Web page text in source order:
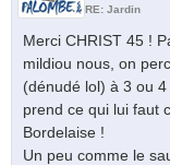
RE: Jardin
Merci CHRIST 45 !
mildiou nous, on
(dénudé lol) à 3 ou
prend ce qui lui faut
Bordelaise !
Un peu comme le